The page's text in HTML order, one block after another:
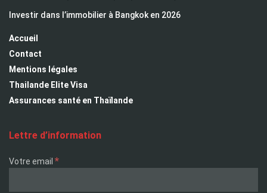
Investir dans l’immobilier à Bangkok en 2026
Accueil
Contact
Mentions légales
Thailande Elite Visa
Assurances santé en Thaïlande
Lettre d’information
Votre email *